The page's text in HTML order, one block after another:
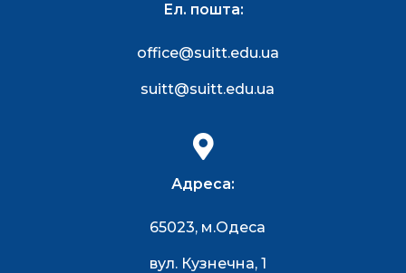
Ел. пошта:
office@suitt.edu.ua
suitt@suitt.edu.ua
Адреса:
65023, м.Одеса
вул. Кузнечна, 1